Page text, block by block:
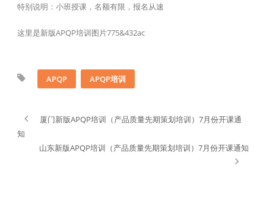
特别说明：小班授课，名额有限，报名从速
这里是新版APQP培训图片775&432ac
APQP APQP培训
厦门新版APQP培训（产品质量先期策划培训）7月份开课通
知
山东新版APQP培训（产品质量先期策划培训）7月份开课通知